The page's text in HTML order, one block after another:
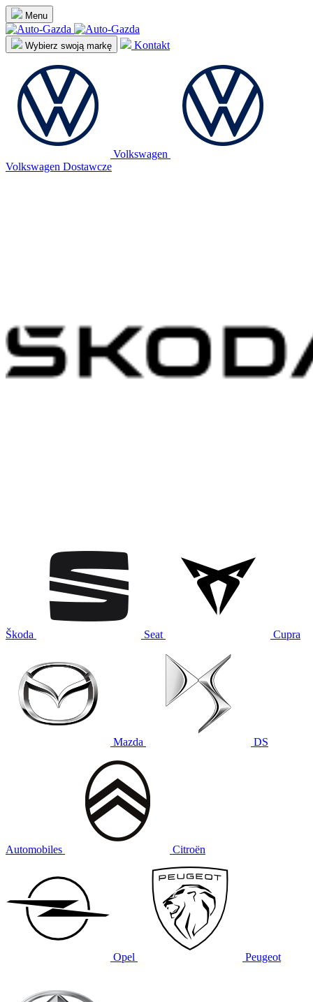
Menu
Wybierz swoją markę Kontakt
Volkswagen
Volkswagen Dostawcze
Škoda Seat Cupra
Mazda DS
Automobiles Citroën
Opel Peugeot